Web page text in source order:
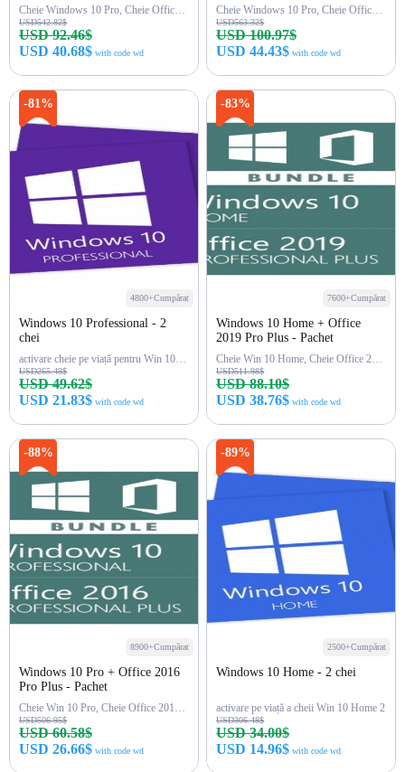
Cheie Windows 10 Pro, Cheie Office 2019 Pro
USD542.82$
USD 92.46$
USD 40.68$ with code wd
Cheie Windows 10 Pro, Cheie Office 2021 Pro
USD563.32$
USD 100.97$
USD 44.43$ with code wd
-81%
4800+Cumpărat
Windows 10 Professional - 2
chei
activare cheie pe viață pentru Win 10 Pro
USD265.48$
USD 49.62$
USD 21.83$ with code wd
-83%
7600+Cumpărat
Windows 10 Home + Office
2019 Pro Plus - Pachet
Cheie Win 10 Home, Cheie Office 2019 Pro
USD511.98$
USD 88.10$
USD 38.76$ with code wd
-88%
8900+Cumpărat
Windows 10 Pro + Office 2016
Pro Plus - Pachet
Cheie Win 10 Pro, Cheie Office 2016 Pro
USD506.95$
USD 60.58$
USD 26.66$ with code wd
-89%
2500+Cumpărat
Windows 10 Home - 2 chei
activare pe viață a cheii Win 10 Home 2
USD306.48$
USD 34.00$
USD 14.96$ with code wd